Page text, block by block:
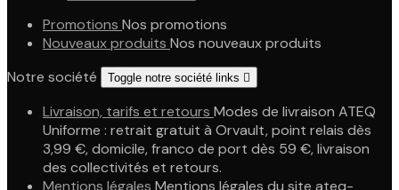
Promotions Nos promotions
Nouveaux produits Nos nouveaux produits
Notre société
Toggle notre société links 
Livraison, tarifs et retours Modes de livraison ATEQ
Uniforme : retrait gratuit à Orvault, point relais dès
3,99 €, domicile, franco de port dès 59 €, livraison
des collectivités et retours.
Mentions légales Mentions légales du site ateq-